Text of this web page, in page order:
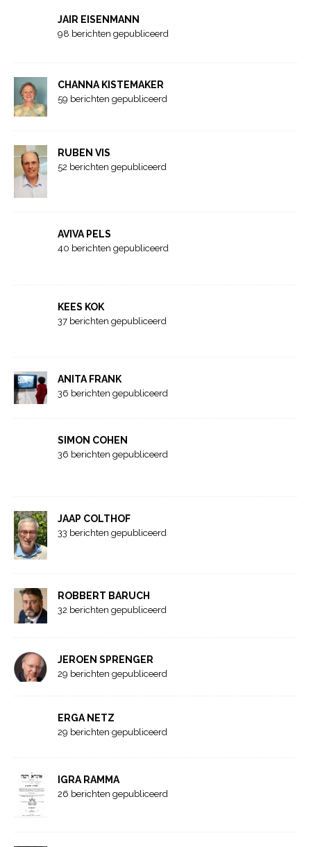
JAIR EISENMANN
98 berichten gepubliceerd
CHANNA KISTEMAKER
59 berichten gepubliceerd
RUBEN VIS
52 berichten gepubliceerd
AVIVA PELS
40 berichten gepubliceerd
KEES KOK
37 berichten gepubliceerd
ANITA FRANK
36 berichten gepubliceerd
SIMON COHEN
36 berichten gepubliceerd
JAAP COLTHOF
33 berichten gepubliceerd
ROBBERT BARUCH
32 berichten gepubliceerd
JEROEN SPRENGER
29 berichten gepubliceerd
ERGA NETZ
29 berichten gepubliceerd
IGRA RAMMA
26 berichten gepubliceerd